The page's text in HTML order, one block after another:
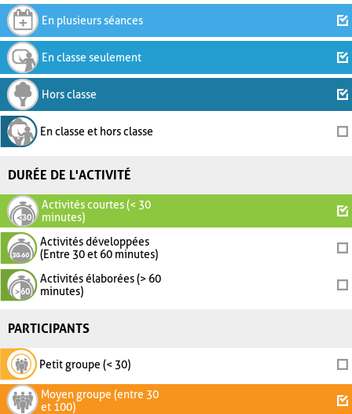
En plusieurs séances
En classe seulement
Hors classe
En classe et hors classe
DURÉE DE L'ACTIVITÉ
Activités courtes (< 30
minutes)
Activités développées
(Entre 30 et 60 minutes)
Activités élaborées (> 60
minutes)
PARTICIPANTS
Petit groupe (< 30)
Moyen groupe (entre 30
et 100)